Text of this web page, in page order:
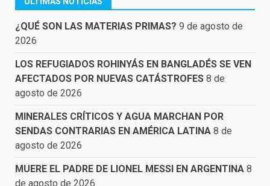
¿QUÉ SON LAS MATERIAS PRIMAS? 9 de agosto de
2026
LOS REFUGIADOS ROHINYÁS EN BANGLADÉS SE VEN
AFECTADOS POR NUEVAS CATÁSTROFES 8 de
agosto de 2026
MINERALES CRÍTICOS Y AGUA MARCHAN POR
SENDAS CONTRARIAS EN AMÉRICA LATINA 8 de
agosto de 2026
MUERE EL PADRE DE LIONEL MESSI EN ARGENTINA 8
de agosto de 2026